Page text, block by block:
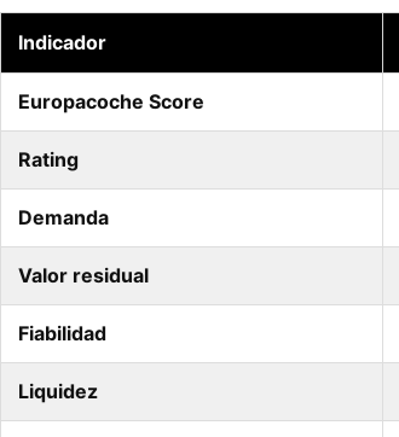
Indicador
Europacoche Score
Rating
Demanda
Valor residual
Fiabilidad
Liquidez